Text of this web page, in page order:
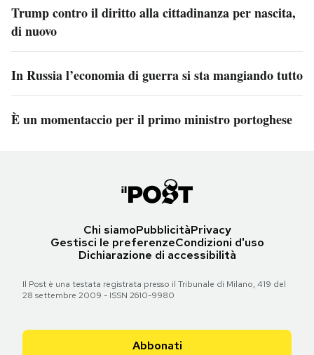
Trump contro il diritto alla cittadinanza per nascita,
di nuovo
In Russia l’economia di guerra si sta mangiando tutto
È un momentaccio per il primo ministro portoghese
Chi siamoPubblicitàPrivacy
Gestisci le preferenzeCondizioni d'uso
Dichiarazione di accessibilità
Il Post è una testata registrata presso il Tribunale di Milano, 419 del
28 settembre 2009 - ISSN 2610-9980
Abbonati